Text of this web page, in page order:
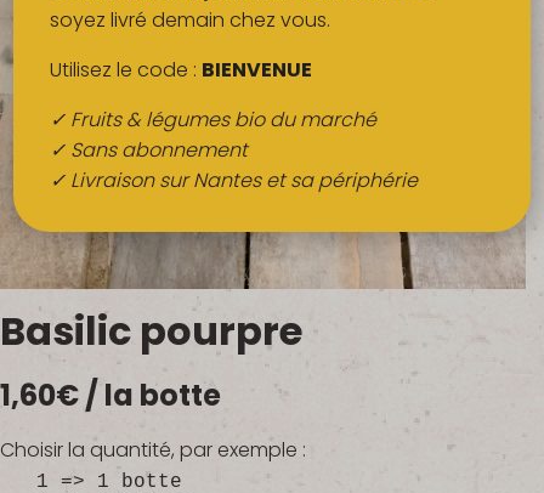
Épicerie sucrée
Épices
Boissons
QUI SOMMES-NOUS ?
FRUITS BIO AU BUREAU
NOS PRODUCTEURS
NOS MARCHÉS
Basilic pourpre
1,60€/ la botte
Choisir la quantité, par exemple :
1 => 1 botte
soyez livré demain chez vous.
Utilisez le code : BIENVENUE
✓ Fruits & légumes bio du marché
✓ Sans abonnement
✓ Livraison sur Nantes et sa périphérie